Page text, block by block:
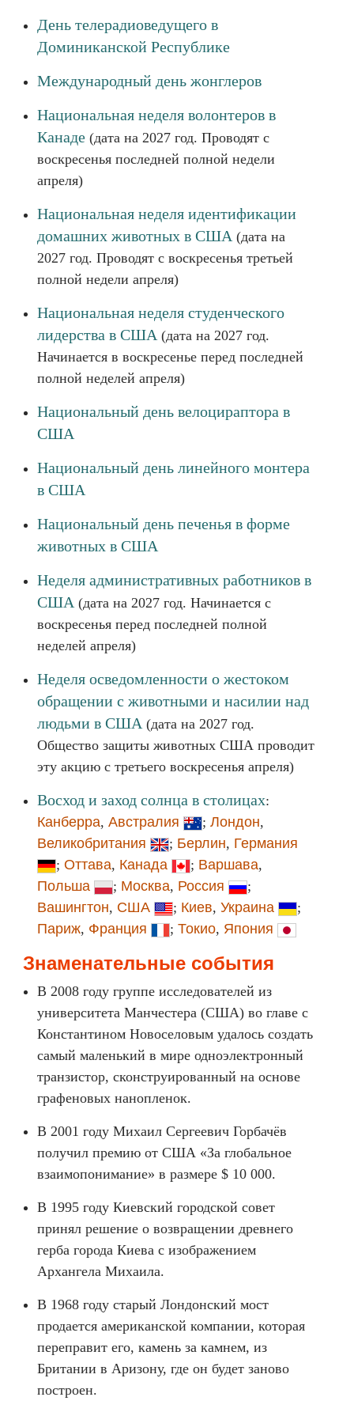
День телерадиоведущего в
Доминиканской Республике
Международный день жонглеров
Национальная неделя волонтеров в
Канаде (дата на 2027 год. Проводят с
воскресенья последней полной недели
апреля)
Национальная неделя идентификации
домашних животных в США(дата на
2027 год. Проводят с воскресенья третьей
полной недели апреля)
Национальная неделя студенческого
лидерства в США(дата на 2027 год.
Начинается в воскресенье перед последней
полной неделей апреля)
Национальный день велоцираптора в
США
Национальный день линейного монтера
в США
Национальный день печенья в форме
животных в США
Неделя административных работников в
США(дата на 2027 год. Начинается с
воскресенья перед последней полной
неделей апреля)
Неделя осведомленности о жестоком
обращении с животными и насилии над
людьми в США(дата на 2027 год.
Общество защиты животных США проводит
эту акцию с третьего воскресенья апреля)
Восход и заход солнца в столицах:
Канберра, Австралия ; Лондон,
Великобритания
; Берлин, Германия
; Оттава, Канада ; Варшава,
Польша
; Москва, Россия
;
Вашингтон, США ; Киев, Украина
;
Париж, Франция ; Токио, Япония
Знаменательные события
В 2008 году группе исследователей из
университета Манчестера (США) во главе с
Константином Новоселовым удалось создать
самый маленький в мире одноэлектронный
транзистор, сконструированный на основе
графеновых нанопленок.
В 2001 году Михаил Сергеевич Горбачёв
получил премию от США «За глобальное
взаимопонимание» в размере $ 10 000.
В 1995 году Киевский городской совет
принял решение о возвращении древнего
герба города Киева с изображением
Архангела Михаила.
В 1968 году старый Лондонский мост
продается американской компании, которая
переправит его, камень за камнем, из
Британии в Аризону, где он будет заново
построен.